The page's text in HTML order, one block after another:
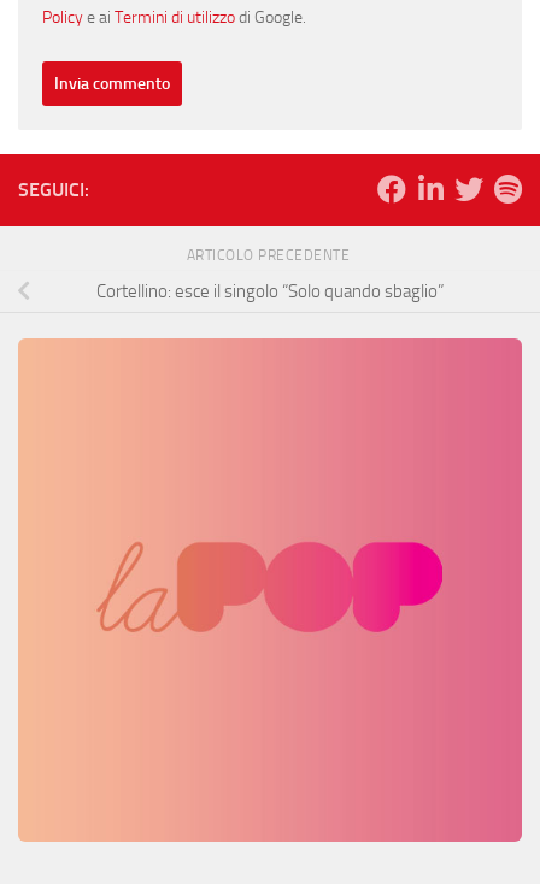
Policye ai Termini di utilizzodi Google.
SEGUICI:
ARTICOLO PRECEDENTE
Cortellino: esce il singolo “Solo quando sbaglio”